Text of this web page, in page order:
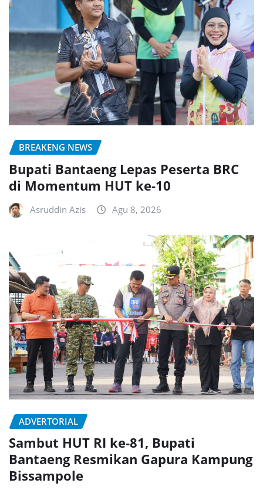
BREAKENG NEWS
Bupati Bantaeng Lepas Peserta BRC
di Momentum HUT ke-10
Asruddin Azis Agu 8, 2026
ADVERTORIAL
Sambut HUT RI ke-81, Bupati
Bantaeng Resmikan Gapura Kampung
Bissampole